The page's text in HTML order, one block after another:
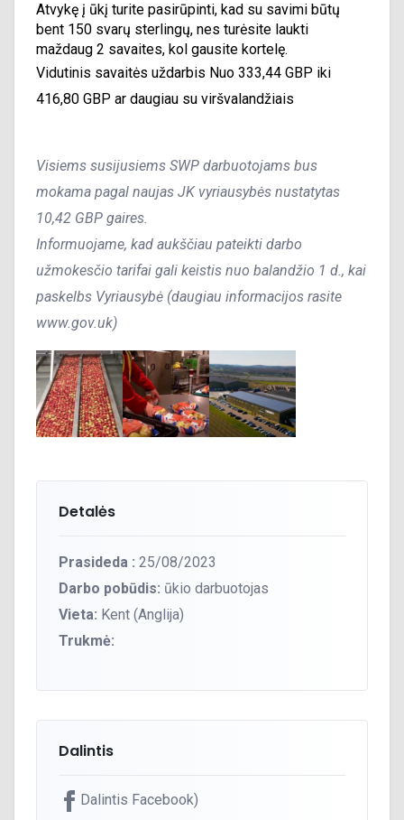
Atvykę į ūkį turite pasirūpinti, kad su savimi būtų
bent 150 svarų sterlingų, nes turėsite laukti
maždaug 2 savaites, kol gausite kortelę.
Vidutinis savaitės uždarbis Nuo 333,44 GBP iki
416,80 GBP ar daugiau su viršvalandžiais
Visiems susijusiems SWP darbuotojams bus
mokama pagal naujas JK vyriausybės nustatytas
10,42 GBP gaires.
Informuojame, kad aukščiau pateikti darbo
užmokesčio tarifai gali keistis nuo balandžio 1 d., kai
paskelbs Vyriausybė (daugiau informacijos rasite
www.gov.uk)
Detalės
Prasideda : 25/08/2023
Darbo pobūdis: ūkio darbuotojas
Vieta: Kent (Anglija)
Trukmė:
Dalintis
Dalintis Facebook)